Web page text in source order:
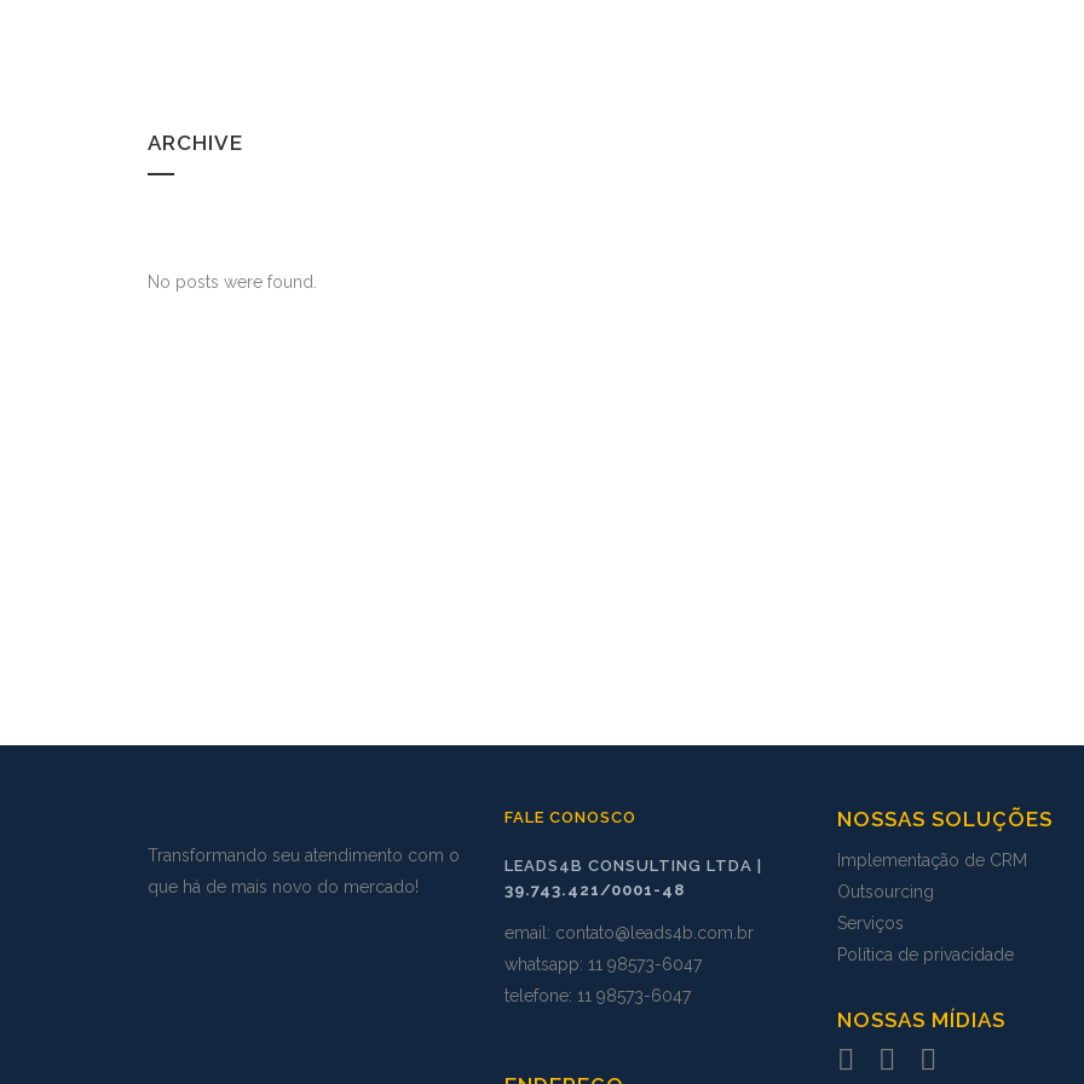
ARCHIVE
No posts were found.
Transformando seu atendimento com o
que há de mais novo do mercado!
FALE CONOSCO
LEADS4B CONSULTING LTDA |
39.743.421/0001-48
email: contato@leads4b.com.br
whatsapp: 11 98573-6047
telefone: 11 98573-6047
NOSSAS SOLUÇÕES
Implementação de CRM
Outsourcing
Serviços
Política de privacidade
NOSSAS MÍDIAS